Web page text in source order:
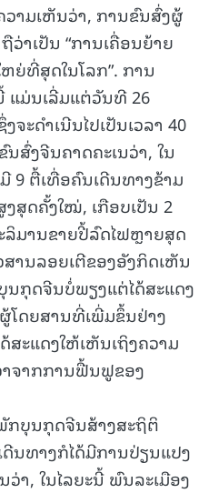
າມເຫັນວ່າ, ການຂົນສົ່ງຜູ້
ວ່າເປັນ “ການເຄື່ອນຍ້າຍ
ຍ່ທີ່ສຸດໃນໂລກ”. ການ
ແມ່ນເລີ່ມແຕ່ວັນທີ 26
ະດຳເນີນໄປເປັນເວລາ 40
ສົ່ງຈີນຄາດຄະເນວ່າ, ໃນ
9 ຕື້ເທື່ອຄົນເດີນທາງຂ້າມ
ງສຸດຄັ້ງໃໝ່, ເກືອບເປັນ 2
ລິມານຂາຍປີ້ລົດໄຟຫຼາຍສຸດ
ສານລອຍເຕີຂອງອັງກິດເຫັນ
ນກຸດຈີນບໍ່ພຽງແຕ່ໄດ້ສະແດງ
ໂດຍສານທີ່ເພີ່ມຂຶ້ນຢ່າງ
ສະແດງໃຫ້ເຫັນເຖິງຄວາມ
ຈາກການຟື້ນຟູຂອງ
ກບຸນກຸດຈີນສ້າງສະຖິຕິ
ນທາງກໍໄດ້ມີການປ່ຽນແປງ
າ, ໃນໄລຍະນີ້ ພົນລະເມືອງ